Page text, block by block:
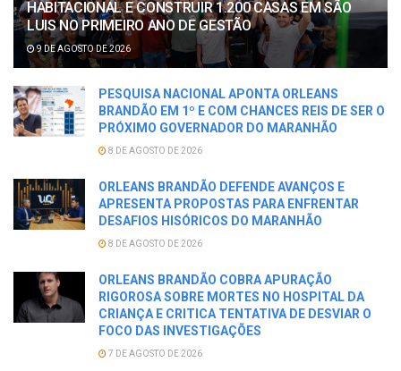
HABITACIONAL E CONSTRUIR 1.200 CASAS EM SÃO
LUIS NO PRIMEIRO ANO DE GESTÃO
9 DE AGOSTO DE 2026
PESQUISA NACIONAL APONTA ORLEANS
BRANDÃO EM 1º E COM CHANCES REIS DE SER O
PRÓXIMO GOVERNADOR DO MARANHÃO
8 DE AGOSTO DE 2026
ORLEANS BRANDÃO DEFENDE AVANÇOS E
APRESENTA PROPOSTAS PARA ENFRENTAR
DESAFIOS HISÓRICOS DO MARANHÃO
8 DE AGOSTO DE 2026
ORLEANS BRANDÃO COBRA APURAÇÃO
RIGOROSA SOBRE MORTES NO HOSPITAL DA
CRIANÇA E CRITICA TENTATIVA DE DESVIAR O
FOCO DAS INVESTIGAÇÕES
7 DE AGOSTO DE 2026